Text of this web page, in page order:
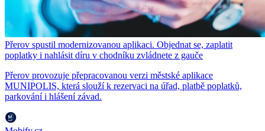
Přerov spustil modernizovanou aplikaci. Objednat se, zaplatit
poplatky i nahlásit díru v chodníku zvládnete z gauče
Přerov provozuje přepracovanou verzi městské aplikace
MUNIPOLIS, která slouží k rezervaci na úřad, platbě poplatků,
parkování i hlášení závad.